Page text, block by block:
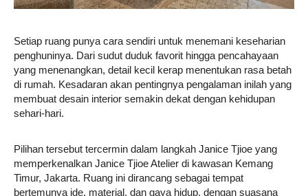
Setiap ruang punya cara sendiri untuk menemani keseharian
penghuninya. Dari sudut duduk favorit hingga pencahayaan
yang menenangkan, detail kecil kerap menentukan rasa betah
di rumah. Kesadaran akan pentingnya pengalaman inilah yang
membuat desain interior semakin dekat dengan kehidupan
sehari-hari.
Pilihan tersebut tercermin dalam langkah Janice Tjioe yang
memperkenalkan Janice Tjioe Atelier di kawasan Kemang
Timur, Jakarta. Ruang ini dirancang sebagai tempat
bertemunya ide, material, dan gaya hidup, dengan suasana